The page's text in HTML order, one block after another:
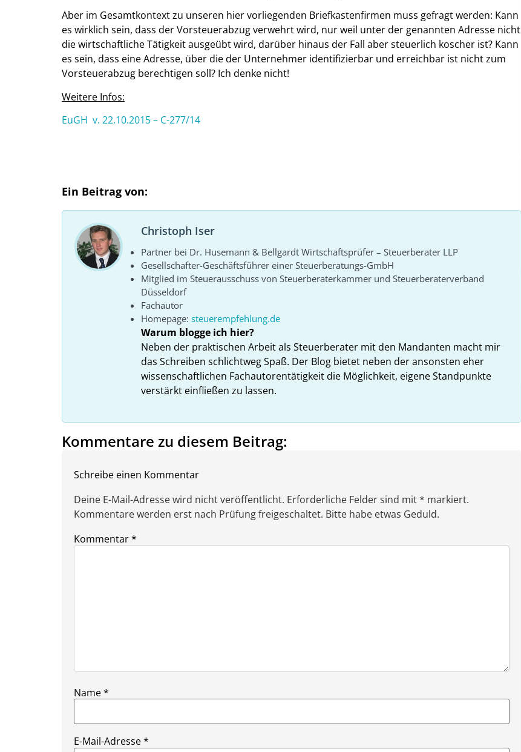
Aber im Gesamtkontext zu unseren hier vorliegenden Briefkastenfirmen muss gefragt werden: Kann
es wirklich sein, dass der Vorsteuerabzug verwehrt wird, nur weil unter der genannten Adresse nicht
die wirtschaftliche Tätigkeit ausgeübt wird, darüber hinaus der Fall aber steuerlich koscher ist? Kann
es sein, dass eine Adresse, über die der Unternehmer identifizierbar und erreichbar ist nicht zum
Vorsteuerabzug berechtigen soll? Ich denke nicht!
Weitere Infos:
EuGH v. 22.10.2015 – C-277/14
Ein Beitrag von:
Christoph Iser
Partner bei Dr. Husemann & Bellgardt Wirtschaftsprüfer – Steuerberater LLP
Gesellschafter-Geschäftsführer einer Steuerberatungs-GmbH
Mitglied im Steuerausschuss von Steuerberaterkammer und Steuerberaterverband
Düsseldorf
Fachautor
Homepage: steuerempfehlung.de
Warum blogge ich hier?
Neben der praktischen Arbeit als Steuerberater mit den Mandanten macht mir
das Schreiben schlichtweg Spaß. Der Blog bietet neben der ansonsten eher
wissenschaftlichen Fachautorentätigkeit die Möglichkeit, eigene Standpunkte
verstärkt einfließen zu lassen.
Kommentare zu diesem Beitrag:
Schreibe einen Kommentar
Deine E-Mail-Adresse wird nicht veröffentlicht. Erforderliche Felder sind mit * markiert.
Kommentare werden erst nach Prüfung freigeschaltet. Bitte habe etwas Geduld.
Kommentar*
Name*
E-Mail-Adresse*